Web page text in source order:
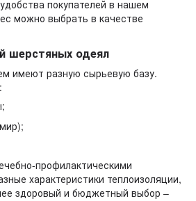
покупателей в нашем
можно выбрать в качестве
шерстяных одеял
имеют разную сырьевую базу.
профилактическими
характеристики теплоизоляции,
здоровый и бюджетный выбор –